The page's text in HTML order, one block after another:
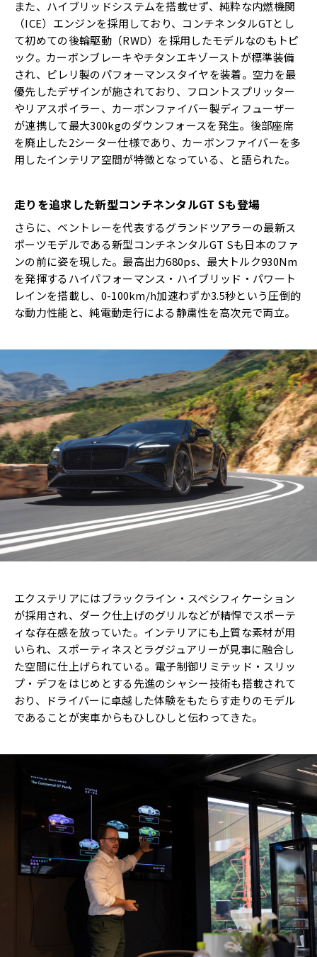
また、ハイブリッドシステムを搭載せず、純粋な内燃機関
（ICE）エンジンを採用しており、コンチネンタルGTとし
て初めての後輪駆動（RWD）を採用したモデルなのもトピ
ック。カーボンブレーキやチタンエキゾーストが標準装備
され、ピレリ製のパフォーマンスタイヤを装着。空力を最
優先したデザインが施されており、フロントスプリッター
やリアスポイラー、カーボンファイバー製ディフューザー
が連携して最大300kgのダウンフォースを発生。後部座席
を廃止した2シーター仕様であり、カーボンファイバーを多
用したインテリア空間が特徴となっている、と語られた。
走りを追求した新型コンチネンタルGT Sも登場
さらに、ベントレーを代表するグランドツアラーの最新ス
ポーツモデルである新型コンチネンタルGT Sも日本のファ
ンの前に姿を現した。最高出力680ps、最大トルク930Nm
を発揮するハイパフォーマンス・ハイブリッド・パワート
レインを搭載し、0-100km/h加速わずか3.5秒という圧倒的
な動力性能と、純電動走行による静粛性を高次元で両立。
エクステリアにはブラックライン・スペシフィケーション
が採用され、ダーク仕上げのグリルなどが精悍でスポーテ
ィな存在感を放っていた。インテリアにも上質な素材が用
いられ、スポーティネスとラグジュアリーが見事に融合し
た空間に仕上げられている。電子制御リミテッド・スリッ
プ・デフをはじめとする先進のシャシー技術も搭載されて
おり、ドライバーに卓越した体験をもたらす走りのモデル
であることが実車からもひしひしと伝わってきた。